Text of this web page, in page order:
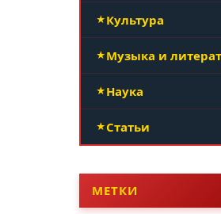
Культура
Музыка и
Наука
Статьи
МЕТКИ